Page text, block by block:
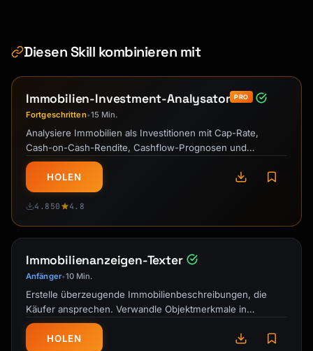
Diesen Skill kombinieren mit
Immobilien-Investment-Analysator PRO
Fortgeschritten•15 Min.
Analysiere Immobilien als Investitionen mit Cap-Rate,
Cash-on-Cash-Rendite, Cashflow-Prognosen und
Vergleichen für fundierte Entscheidungen.
HOLEN
4.850 4.8
Immobilienanzeigen-Texter
Anfänger•10 Min.
Erstelle überzeugende Immobilienbeschreibungen, die
Käufer ansprechen. Verwandle Objektmerkmale in
emotionale Verkaufsargumente mit …
HOLEN